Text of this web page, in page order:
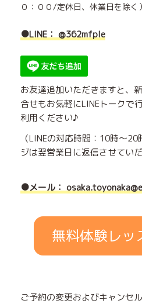
０：００/定休日、休業日を除く）
●LINE： @362mfple
お友達追加いただきますと、
合せもお気軽にLINEトークで
利用ください♪
（LINEの対応時間：10時〜
ジは翌営業日に返信させていだ
●メール：
無料体験レッ
ご予約の変更およびキャンセ